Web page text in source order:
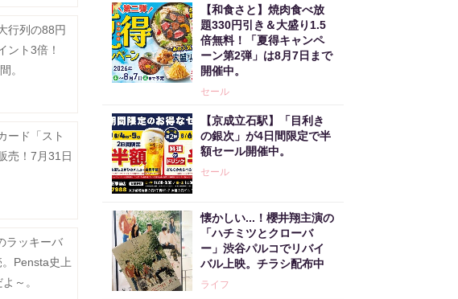
行列の88円
ント3倍！
。
ード「スト
売！7月31日
ラッキーバ
Pensta史上
～。
【和食さと】焼肉食べ放
題330円引き＆大盛り1.5
倍無料！「夏得キャンペ
ーン第2弾」は8月7日まで
開催中。
セール
【京成立石駅】「目利き
の銀次」が4日間限定で半
額セール開催中。
セール
懐かしい...！櫻井翔主演の
「ハチミツとクローバ
ー」渋谷パルコでリバイ
バル上映。チラシ配布中
ライフ